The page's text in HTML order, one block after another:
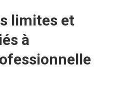
limites et
à